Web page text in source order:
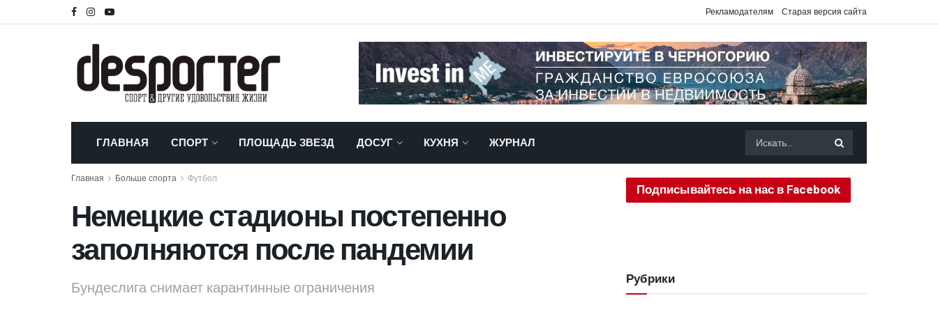
Рекламодателям Старая версия сайта
ГЛАВНАЯ СПОРТ ПЛОЩАДЬ ЗВЕЗД ДОСУГ КУХНЯ ЖУРНАЛ
Главная Больше спорта Футбол
Немецкие стадионы постепенно
заполняются после пандемии
Бундеслига снимает карантинные ограничения
Подписывайтесь на нас в Facebook
Рубрики